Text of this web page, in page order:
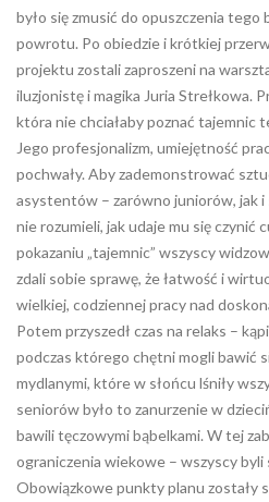
było się zmusić do opuszczenia tego
powrotu. Po obiedzie i krótkiej
projektu zostali zaproszeni na
iluzjonistę i magika Juria Strełkowa.
która nie chciałaby poznać tajemnic
Jego profesjonalizm, umiejętność
pochwały. Aby zademonstrować
asystentów – zarówno juniorów, jak i
nie rozumieli, jak udaje mu się czynić
pokazaniu „tajemnic” wszyscy
zdali sobie sprawę, że łatwość i
wielkiej, codziennej pracy nad
Potem przyszedł czas na relaks –
podczas którego chętni mogli bawić
mydlanymi, które w słońcu lśniły
seniorów było to zanurzenie w
bawili tęczowymi bąbelkami. W tej
ograniczenia wiekowe – wszyscy byli
Obowiązkowe punkty planu zostały